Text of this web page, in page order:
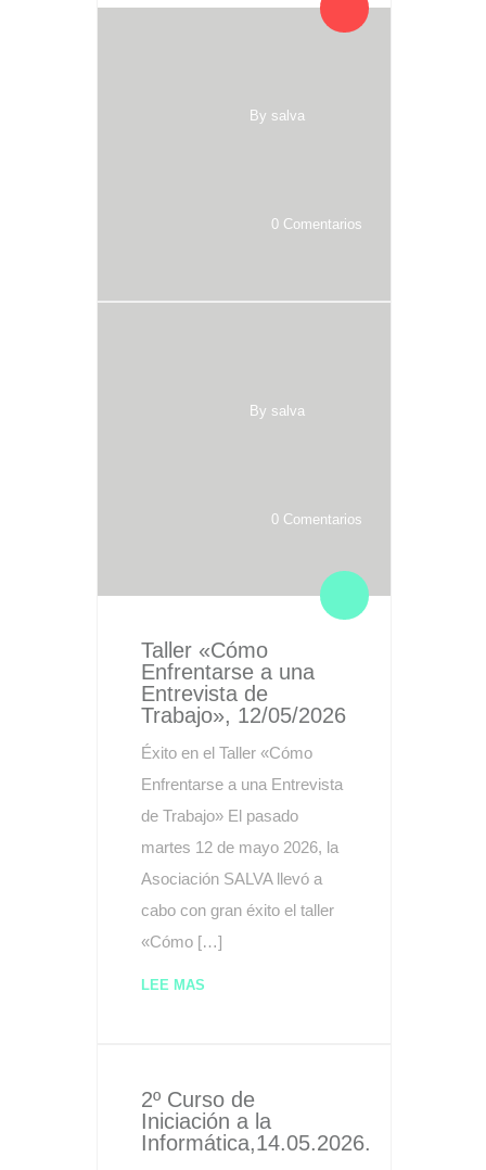
By salva
0 Comentarios
By salva
0 Comentarios
Taller «Cómo
Enfrentarse a una
Entrevista de
Trabajo», 12/05/2026
Éxito en el Taller «Cómo
Enfrentarse a una Entrevista
de Trabajo» El pasado
martes 12 de mayo 2026, la
Asociación SALVA llevó a
cabo con gran éxito el taller
«Cómo […]
LEE MAS
2º Curso de
Iniciación a la
Informática,14.05.2026.